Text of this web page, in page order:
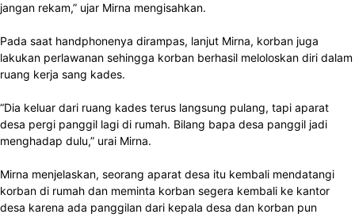
jangan rekam,” ujar Mirna mengisahkan.
Pada saat handphonenya dirampas, lanjut Mirna, korban juga
lakukan perlawanan sehingga korban berhasil meloloskan diri dalam
ruang kerja sang kades.
“Dia keluar dari ruang kades terus langsung pulang, tapi aparat
desa pergi panggil lagi di rumah. Bilang bapa desa panggil jadi
menghadap dulu,” urai Mirna.
Mirna menjelaskan, seorang aparat desa itu kembali mendatangi
korban di rumah dan meminta korban segera kembali ke kantor
desa karena ada panggilan dari kepala desa dan korban pun